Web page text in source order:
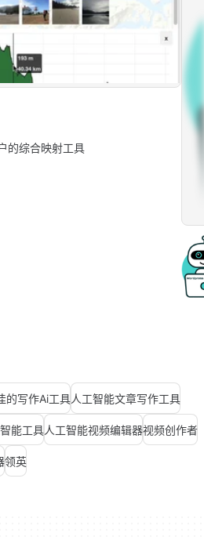
的综合映射工具
的写作Ai工具人工智能文章写作工具
能工具人工智能视频编辑器视频创作者
领英